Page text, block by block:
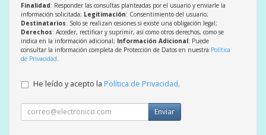
Finalidad: Responder las consultas planteadas por el usuario y enviarle la
información solicitada; Legitimación: Consentimiento del usuario;
Destinatarios: Solo se realizan cesiones si existe una obligación legal;
Derechos: Acceder, rectificar y suprimir, así como otros derechos, como se
indica en la información adicional; Información Adicional: Puede
consultar la información completa de Protección de Datos en nuestra Política
de Privacidad.
He leído y acepto la Política de Privacidad.
Enviar